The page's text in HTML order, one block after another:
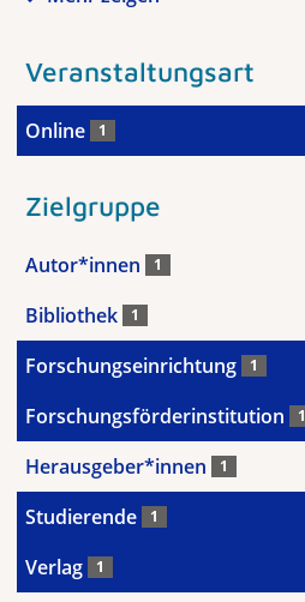
Veranstaltungsart
Online 1
Zielgruppe
Autor*innen 1
Bibliothek 1
Forschungseinrichtung 1
Forschungsförderinstitution 1
Herausgeber*innen 1
Studierende 1
Verlag 1